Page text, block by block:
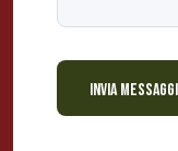
INVIA